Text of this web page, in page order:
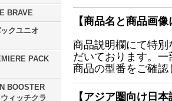
BRAVE
クユニオ
PACK
BOOSTER
ィッチクラ
【商品名と商品画像
商品説明欄にて特
だいております。
商品の型番をご確認
【アジア圏向け日